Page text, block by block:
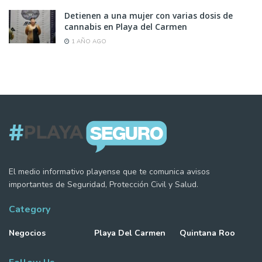
Detienen a una mujer con varias dosis de
cannabis en Playa del Carmen
1 AÑO AGO
El medio informativo playense que te comunica avisos
importantes de Seguridad, Protección Civil y Salud.
Category
Negocios Playa Del Carmen Quintana Roo